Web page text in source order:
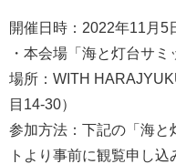
開催日時：2022年11月5
・本会場「海と灯台サ
場所：WITH
目14-30）
参加方法：下記の「海と
トより事前に観覧申し込